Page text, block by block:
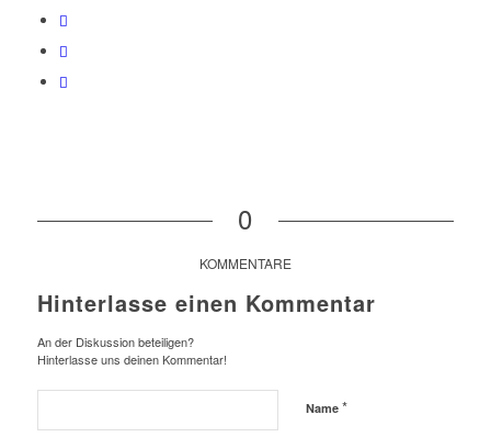
0
KOMMENTARE
Hinterlasse einen Kommentar
An der Diskussion beteiligen?
Hinterlasse uns deinen Kommentar!
Name *